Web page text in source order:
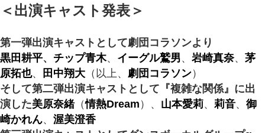
＜出演キャスト発表＞
第一弾出演キャストとして劇団コラソンより
黒田耕平、 チップ青木、 イーグル鷲男、 岩崎真奈、 茅
原拓也、 田中翔大 （以上、 劇団コラソン）
そして第二弾出演キャストとして『複雑な関係』に出
演した美原奈緒（情熱Dream ）、 山本愛莉、 莉音、 御
崎かれん、 渥美澄香